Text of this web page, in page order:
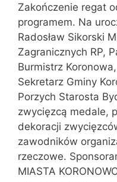
Zakończenie regat
programem. Na
Radosław Sikorski
Zagranicznych RP,
Burmistrz
Sekretarz Gminy
Porzych Starosta
zwycięzcą medale,
dekoracji
zawodników
rzeczowe.
MIASTA